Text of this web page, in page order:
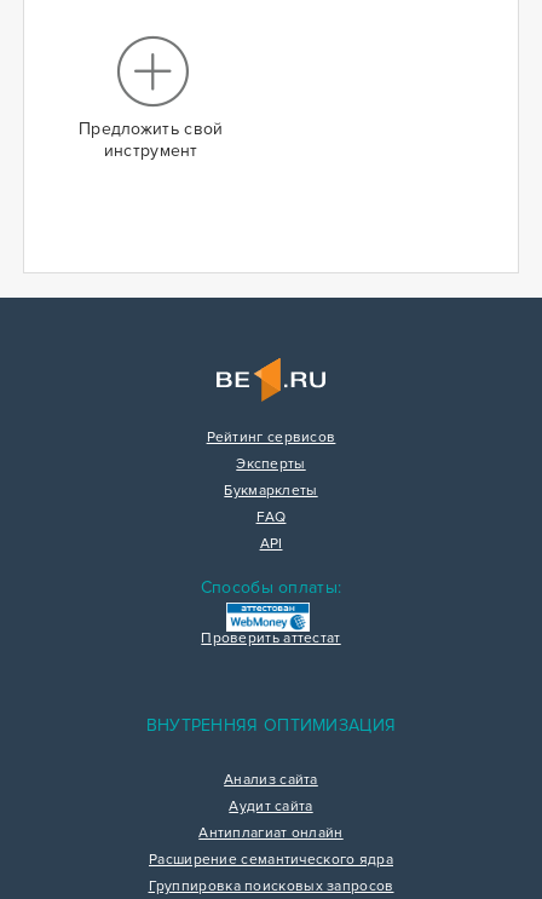
Предложить свой
инструмент
Рейтинг сервисов
Эксперты
Букмарклеты
FAQ
API
Способы оплаты:
Проверить аттестат
ВНУТРЕННЯЯ ОПТИМИЗАЦИЯ
Анализ сайта
Аудит сайта
Антиплагиат онлайн
Расширение семантического ядра
Группировка поисковых запросов